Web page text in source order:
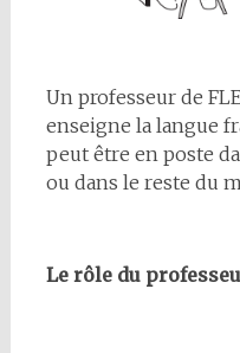
Un professeur de
enseigne la langue
peut être en poste
ou dans le reste du
Le rôle du